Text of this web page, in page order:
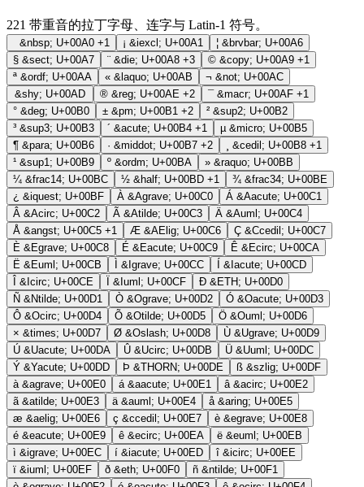
221 带重音的拉丁字母、连字与 Latin-1 符号。
&nbsp; U+00A0 +1 ¡ &iexcl; U+00A1 ¦ &brvbar; U+00A6
§ &sect; U+00A7 ¨ &die; U+00A8 +3 © &copy; U+00A9 +1
ª &ordf; U+00AA « &laquo; U+00AB ¬ &not; U+00AC
&shy; U+00AD ® &reg; U+00AE +2 ¯ &macr; U+00AF +1
° &deg; U+00B0 ± &pm; U+00B1 +2 ² &sup2; U+00B2
³ &sup3; U+00B3 ´ &acute; U+00B4 +1 µ &micro; U+00B5
¶ &para; U+00B6 · &middot; U+00B7 +2 &cedil; U+00B8 +1
¹ &sup1; U+00B9 º &ordm; U+00BA » &raquo; U+00BB
¼ &frac14; U+00BC ½ &half; U+00BD +1 ¾ &frac34; U+00BE
¿ &iquest; U+00BF À &Agrave; U+00C0 Á &Aacute; U+00C1
Â &Acirc; U+00C2 Ã &Atilde; U+00C3 Ä &Auml; U+00C4
Å &angst; U+00C5 +1 Æ &AElig; U+00C6 Ç &Ccedil; U+00C7
È &Egrave; U+00C8 É &Eacute; U+00C9 Ê &Ecirc; U+00CA
Ë &Euml; U+00CB Ì &Igrave; U+00CC Í &Iacute; U+00CD
Î &Icirc; U+00CE Ï &Iuml; U+00CF Ð &ETH; U+00D0
Ñ &Ntilde; U+00D1 Ò &Ograve; U+00D2 Ó &Oacute; U+00D3
Ô &Ocirc; U+00D4 Õ &Otilde; U+00D5 Ö &Ouml; U+00D6
× &times; U+00D7 Ø &Oslash; U+00D8 Ù &Ugrave; U+00D9
Ú &Uacute; U+00DA Û &Ucirc; U+00DB Ü &Uuml; U+00DC
Ý &Yacute; U+00DD Þ &THORN; U+00DE ß &szlig; U+00DF
à &agrave; U+00E0 á &aacute; U+00E1 â &acirc; U+00E2
ã &atilde; U+00E3 ä &auml; U+00E4 å &aring; U+00E5
æ &aelig; U+00E6 ç &ccedil; U+00E7 è &egrave; U+00E8
é &eacute; U+00E9 ê &ecirc; U+00EA ë &euml; U+00EB
ì &igrave; U+00EC í &iacute; U+00ED î &icirc; U+00EE
ï &iuml; U+00EF ð &eth; U+00F0 ñ &ntilde; U+00F1